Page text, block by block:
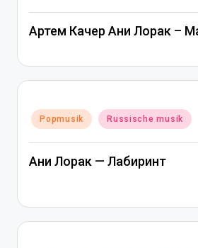
Артем Качер Ани Лорак –
Posted
in
Popmusik Russische musik
Ани Лорак — Лабиринт